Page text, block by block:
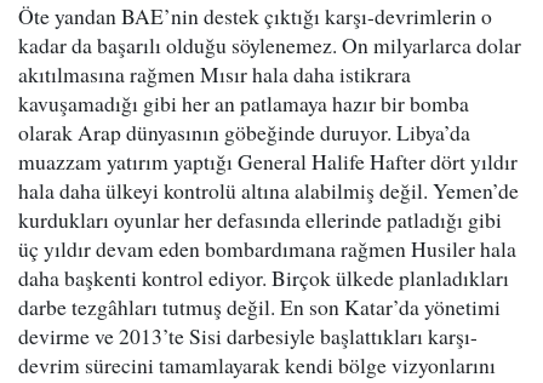
Öte yandan BAE’nin destek çıktığı karşı-devrimlerin o
kadar da başarılı olduğu söylenemez. On milyarlarca dolar
akıtılmasına rağmen Mısır hala daha istikrara
kavuşamadığı gibi her an patlamaya hazır bir bomba
olarak Arap dünyasının göbeğinde duruyor. Libya’da
muazzam yatırım yaptığı General Halife Hafter dört yıldır
hala daha ülkeyi kontrolü altına alabilmiş değil. Yemen’de
kurdukları oyunlar her defasında ellerinde patladığı gibi
üç yıldır devam eden bombardımana rağmen Husiler hala
daha başkenti kontrol ediyor. Birçok ülkede planladıkları
darbe tezgâhları tutmuş değil. En son Katar’da yönetimi
devirme ve 2013’te Sisi darbesiyle başlattıkları karşı-
devrim sürecini tamamlayarak kendi bölge vizyonlarını